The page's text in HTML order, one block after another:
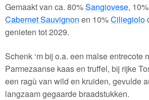
Gemaakt van ca. 80%Sangiovese, 10%
Cabernet Sauvignon en 10%Ciliegiolo
genieten tot 2029.
Schenk ‘m bij o.a. een malse entrecote
Parmezaanse kaas en truffel, bij rijke
een ragù van wild en kruiden, gevulde
langzaam gegaarde braadstukken.